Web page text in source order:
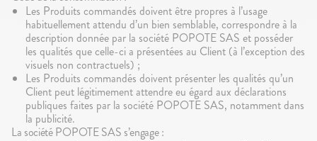
Les Produits commandés doivent être propres à l’usage
habituellement attendu d’un bien semblable, correspondre à la
description donnée par la société POPOTE SAS et posséder
les qualités que celle-ci a présentées au Client (à l’exception des
visuels non contractuels) ;
Les Produits commandés doivent présenter les qualités qu’un
Client peut légitimement attendre eu égard aux déclarations
publiques faites par la société POPOTE SAS, notamment dans
la publicité.
La société POPOTE SAS s’engage :